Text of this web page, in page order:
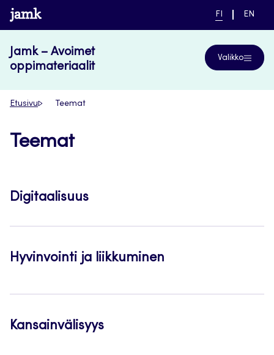
Siirry
suoraan
www.jamk.fi
NYKYINEN
FI
VAIHDA
EN
Jamk – Avoimet
oppimateriaalit
Valikko
Etusivu Teemat
Teemat
Digitaalisuus
Hyvinvointi ja liikkuminen
Kansainvälisyys